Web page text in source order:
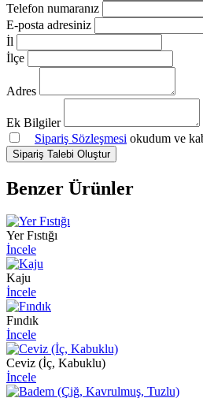
Telefon numaranız
E-posta adresiniz
İl
İlçe
Adres
Ek Bilgiler
Sipariş Sözleşmesi okudum ve
Sipariş Talebi Oluştur
Benzer Ürünler
Yer Fıstığı
İncele
Kaju
İncele
Fındık
İncele
Ceviz (İç, Kabuklu)
İncele